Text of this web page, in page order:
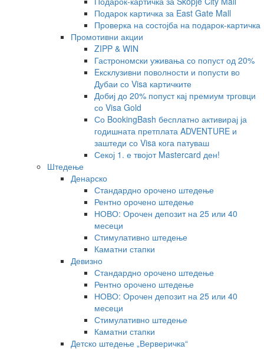
Подарок картичка за East Gate Mall
Проверка на состојба на подарок-картичка
Промотивни акции
ZIPP & WIN
Гастрономски уживања со попуст од 20%
Eксклузивни поволности и попусти во
Дубаи со Visa картичките
Добиј до 20% попуст кај премиум трговци
со Visa Gold
Со BookingBash бесплатно активирај ја
годишната претплата ADVENTURE и
заштеди со Visa кога патуваш
Секој 1. е твојот Mastercard ден!
Штедење
Денарско
Стандардно орочено штедење
Рентно орочено штедење
НОВО: Орочен депозит на 25 или 40
месеци
Стимулативно штедење
Каматни стапки
Девизно
Стандардно орочено штедење
Рентно орочено штедење
НОВО: Орочен депозит на 25 или 40
месеци
Стимулативно штедење
Каматни стапки
Детско штедење „Верверичка“